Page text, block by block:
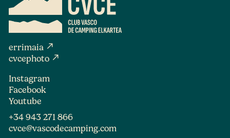
errimaia north_east
cvcephoto north_east
Instagram
Facebook
Youtube
+34 943 271 866
cvce@vascodecamping.com